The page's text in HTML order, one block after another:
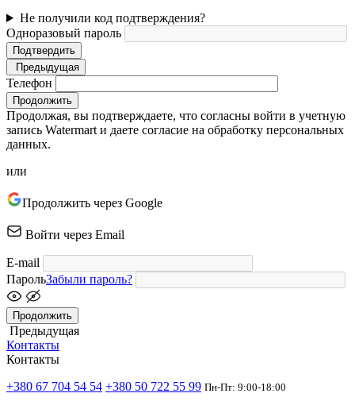
Не получили код подтверждения?
Одноразовый пароль
Подтвердить
Предыдущая
Телефон
Продолжить
Продолжая, вы подтверждаете, что согласны войти в учетную
запись Watermart и даете согласие на обработку персональных
данных.
или
Продолжить через Google
Войти через Email
E-mail
ПарольЗабыли пароль?
Продолжить
Предыдущая
Контакты
Контакты
+380 67 704 54 54 +380 50 722 55 99 Пн-Пт: 9:00-18:00